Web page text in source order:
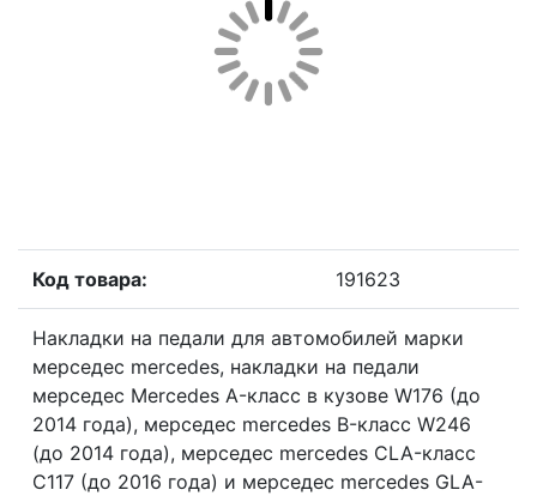
Код товара: 191623
Накладки на педали для автомобилей марки
мерседес mercedes, накладки на педали
мерседес Mercedes A-класс в кузове W176 (до
2014 года), мерседес mercedes B-класс W246
(до 2014 года), мерседес mercedes CLA-класс
C117 (до 2016 года) и мерседес mercedes GLA-